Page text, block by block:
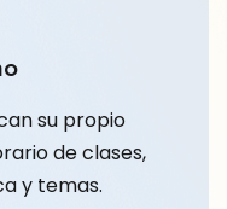
su propio
de clases,
y temas.